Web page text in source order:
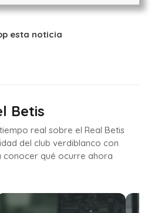
esta noticia
Betis
real sobre el Real Betis
del club verdiblanco con
qué ocurre ahora